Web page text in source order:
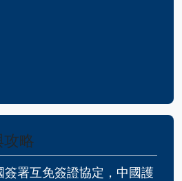
略
署互免簽證協定，中國護